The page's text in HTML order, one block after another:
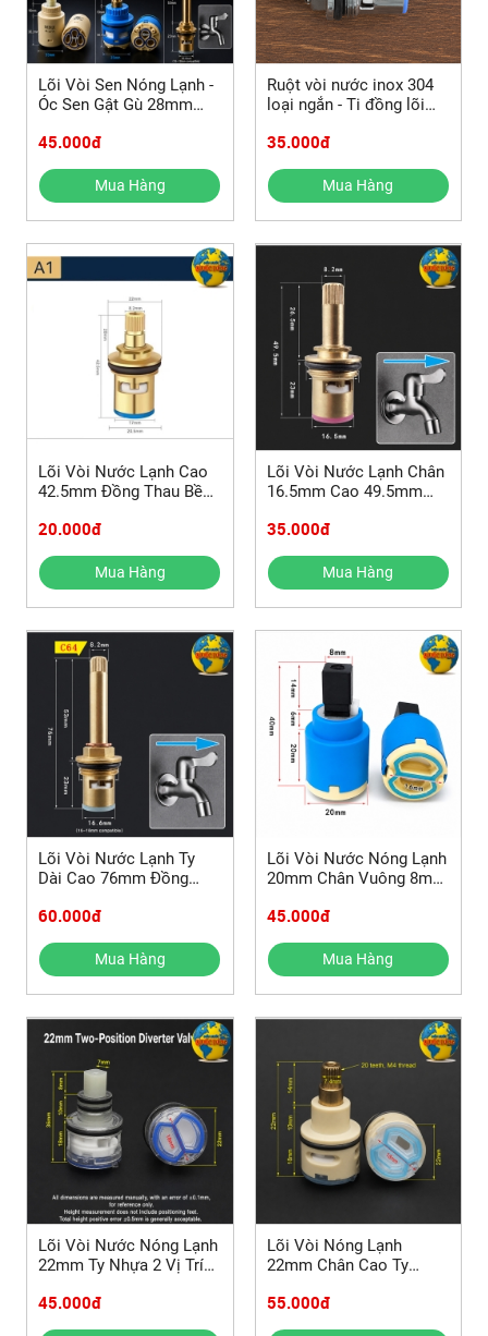
Lõi Vòi Sen Nóng Lạnh -
Óc Sen Gật Gù 28mm
Chống Rò Rỉ
45.000đ
Mua Hàng
Ruột vòi nước inox 304
loại ngắn - Ti đồng lõi
35.000đ
Mua Hàng
Lõi Vòi Nước Lạnh Cao
42.5mm Đồng Thau Bền
20.000đ
Mua Hàng
Lõi Vòi Nước Lạnh Chân
16.5mm Cao 49.5mm
35.000đ
Mua Hàng
Lõi Vòi Nước Lạnh Ty
Dài Cao 76mm Đồng
60.000đ
Mua Hàng
Lõi Vòi Nước Nóng Lạnh
20mm Chân Vuông 8mm
45.000đ
Mua Hàng
Lõi Vòi Nước Nóng Lạnh
22mm Ty Nhựa 2 Vị Trí
45.000đ
Lõi Vòi Nóng Lạnh
22mm Chân Cao Ty
Rỉ
55.000đ